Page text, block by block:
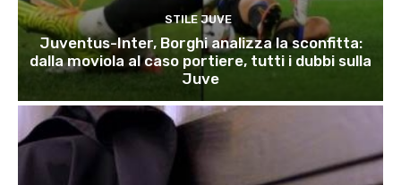
STILE JUVE
Juventus-Inter, Borghi analizza la sconfitta:
dalla moviola al caso portiere, tutti i dubbi sulla
Juve